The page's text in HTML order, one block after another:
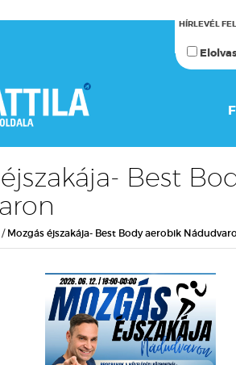
HÍRLEVÉL
Best
/ Mozgás éjszakája- Best Body aerobik